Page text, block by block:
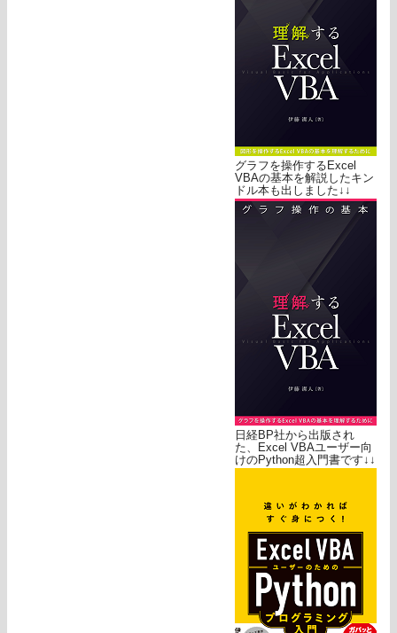
グラフを操作するExcel
VBAの基本を解説したキン
ドル本も出しました↓↓
日経BP社から出版され
た、Excel VBAユーザー向
けのPython超入門書です↓↓